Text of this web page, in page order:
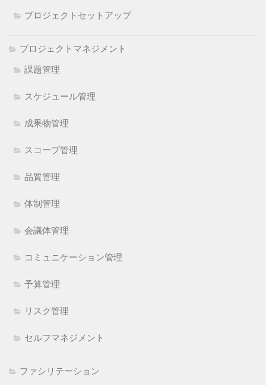
プロジェクトセットアップ
プロジェクトマネジメント
課題管理
スケジュール管理
成果物管理
スコープ管理
品質管理
体制管理
会議体管理
コミュニケーション管理
予算管理
リスク管理
セルフマネジメント
ファシリテーション